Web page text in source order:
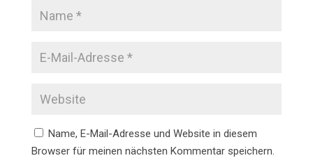
Name, E-Mail-Adresse und Website in diesem
Browser für meinen nächsten Kommentar speichern.